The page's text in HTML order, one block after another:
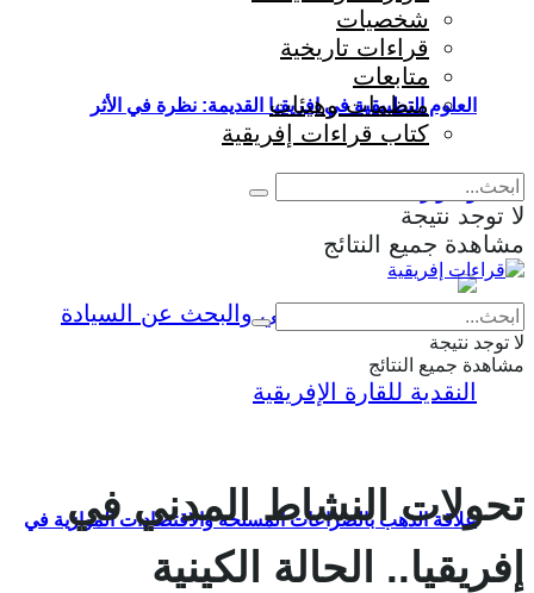
العلوم التطبيقية في إفريقيا القديمة: نظرة في الأثر
والمؤثرات
علاقة الذهب بالصراعات المسلحة والاقتصادات الموازية في
شخصيات
قراءات تاريخية
متابعات
منظمات وهيئات
كتاب قراءات إفريقية
لا توجد نتيجة
مشاهدة جميع النتائج
لا توجد نتيجة
مشاهدة جميع النتائج
تحولات النشاط المدني في
إفريقيا.. الحالة الكينية